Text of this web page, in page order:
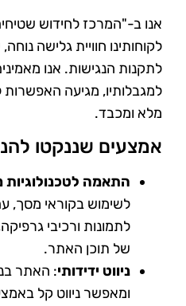
אנו ב-"המרכז לחידוש
לקוחותינו חוויית גלישה
לתקנות הנגישות. אנו
למגבלותיו, מגיעה האפשרות
מלא ומכבד.
אמצעים שננקטו
התאמה לטכנולוגיות
לשימוש בקוראי מסך,
לתמונות ורכיבי
של תוכן האתר.
ניווט ידידותי: האתר
ומאפשר ניווט קל